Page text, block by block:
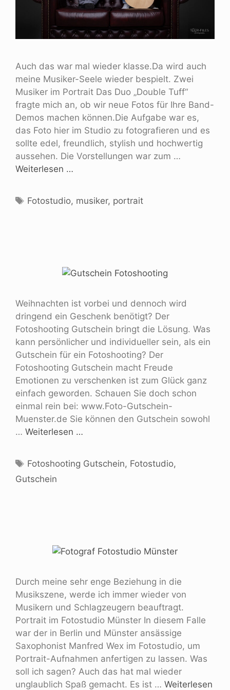
Auch das war mal wieder klasse.Da wird auch
meine Musiker-Seele wieder bespielt. Zwei
Musiker im Portrait Das Duo „Double Tuff“
fragte mich an, ob wir neue Fotos für Ihre Band-
Demos machen können.Die Aufgabe war es,
das Foto hier im Studio zu fotografieren und es
sollte edel, freundlich, stylish und hochwertig
aussehen. Die Vorstellungen war zum …
Weiterlesen …
Fotostudio, musiker, portrait
Weihnachten ist vorbei und dennoch wird
dringend ein Geschenk benötigt? Der
Fotoshooting Gutschein bringt die Lösung. Was
kann persönlicher und individueller sein, als ein
Gutschein für ein Fotoshooting? Der
Fotoshooting Gutschein macht Freude
Emotionen zu verschenken ist zum Glück ganz
einfach geworden. Schauen Sie doch schon
einmal rein bei: www.Foto-Gutschein-
Muenster.de Sie können den Gutschein sowohl
… Weiterlesen …
Fotoshooting Gutschein, Fotostudio,
Gutschein
Durch meine sehr enge Beziehung in die
Musikszene, werde ich immer wieder von
Musikern und Schlagzeugern beauftragt.
Portrait im Fotostudio Münster In diesem Falle
war der in Berlin und Münster ansässige
Saxophonist Manfred Wex im Fotostudio, um
Portrait-Aufnahmen anfertigen zu lassen. Was
soll ich sagen? Auch das hat mal wieder
unglaublich Spaß gemacht. Es ist … Weiterlesen